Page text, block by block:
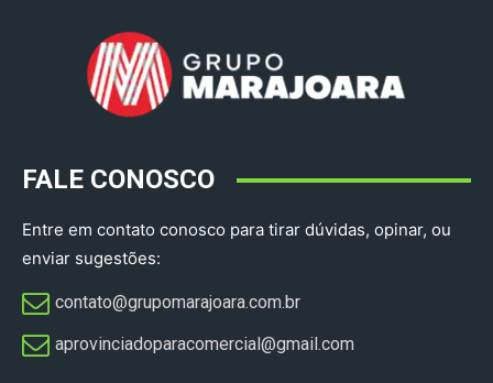
FALE CONOSCO
Entre em contato conosco para tirar dúvidas, opinar, ou
enviar sugestões:
contato@grupomarajoara.com.br
aprovinciadoparacomercial@gmail.com​